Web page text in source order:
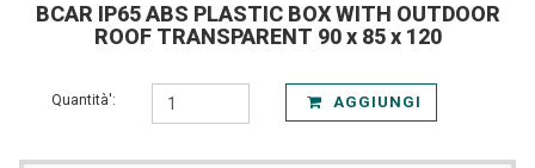
BCAR IP65 ABS PLASTIC BOX WITH OUTDOOR
ROOF TRANSPARENT 90 x 85 x 120
Quantità': AGGIUNGI